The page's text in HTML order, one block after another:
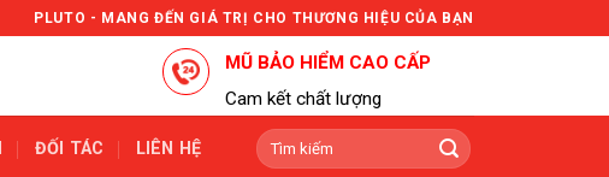
PLUTO - MANG ĐẾN GIÁ TRỊ CHO THƯƠNG HIỆU CỦA BẠN
MŨ BẢO HIỂM CAO CẤP
Cam kết chất lượng
ĐỐI TÁC LIÊN HỆ
Tìm
kiếm: